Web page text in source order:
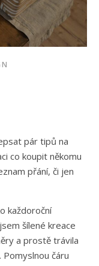
pár tipů na
co koupit někomu
přání, či jen
každoroční
šílené kreace
a prostě trávila
Pomyslnou čáru